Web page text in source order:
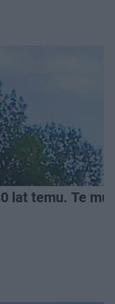
lat temu. Te